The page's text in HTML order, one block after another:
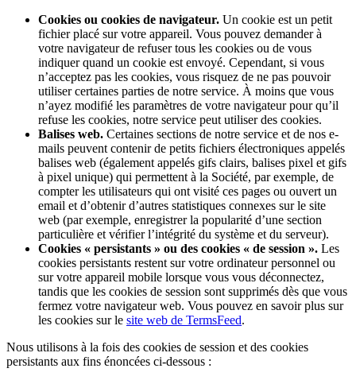
Cookies ou cookies de navigateur. Un cookie est un petit
fichier placé sur votre appareil. Vous pouvez demander à
votre navigateur de refuser tous les cookies ou de vous
indiquer quand un cookie est envoyé. Cependant, si vous
n’acceptez pas les cookies, vous risquez de ne pas pouvoir
utiliser certaines parties de notre service. À moins que vous
n’ayez modifié les paramètres de votre navigateur pour qu’il
refuse les cookies, notre service peut utiliser des cookies.
Balises web. Certaines sections de notre service et de nos e-
mails peuvent contenir de petits fichiers électroniques appelés
balises web (également appelés gifs clairs, balises pixel et gifs
à pixel unique) qui permettent à la Société, par exemple, de
compter les utilisateurs qui ont visité ces pages ou ouvert un
email et d’obtenir d’autres statistiques connexes sur le site
web (par exemple, enregistrer la popularité d’une section
particulière et vérifier l’intégrité du système et du serveur).
Cookies « persistants » ou des cookies « de session ». Les
cookies persistants restent sur votre ordinateur personnel ou
sur votre appareil mobile lorsque vous vous déconnectez,
tandis que les cookies de session sont supprimés dès que vous
fermez votre navigateur web. Vous pouvez en savoir plus sur
les cookies sur le site web de TermsFeed.
Nous utilisons à la fois des cookies de session et des cookies
persistants aux fins énoncées ci-dessous :